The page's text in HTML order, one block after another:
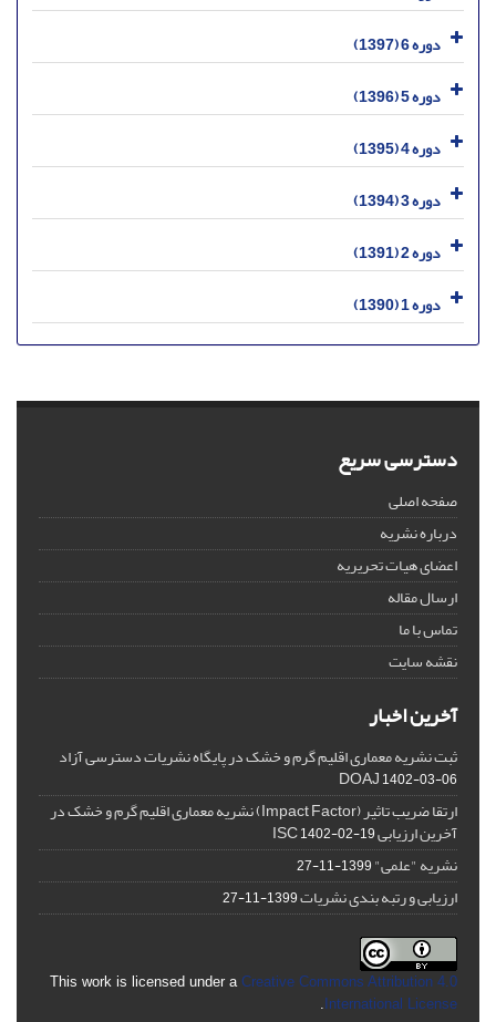
دوره 6 (1397)
دوره 5 (1396)
دوره 4 (1395)
دوره 3 (1394)
دوره 2 (1391)
دوره 1 (1390)
دسترسی سریع
صفحه اصلی
درباره نشریه
اعضای هیات تحریریه
ارسال مقاله
تماس با ما
نقشه سایت
آخرین اخبار
ثبت نشریه معماری اقلیم گرم و خشک در پایگاه نشریات دسترسی آزاد
DOAJ1402-03-06
ارتقا ضریب تاثیر (Impact Factor) نشریه معماری اقلیم گرم و خشک در
آخرین ارزیابی ISC1402-02-19
نشریه "علمی"1399-11-27
ارزیابی و رتبه بندی نشریات1399-11-27
This work is licensed under a Creative Commons Attribution 4.0
International License
.